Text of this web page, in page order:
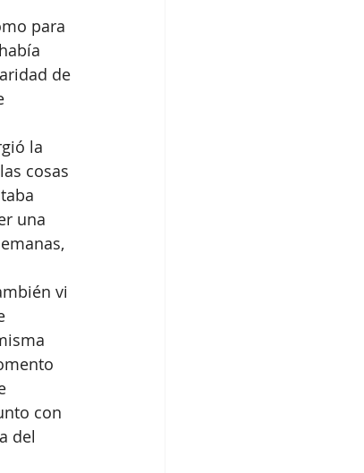
para
de
la
cosas
una
vi
con
del